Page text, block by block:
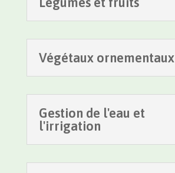
Végétaux ornementaux
Gestion de l'eau et
l'irrigation